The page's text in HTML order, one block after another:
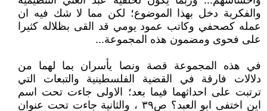
والفكرية دخل بهذا الموضوع؛ لكن مما لا شك فيه ان
عمله كصحفي وكاتب عمود يومي قد القى بظلاله كثيرا
على فحوى ومضمون هذه المجموعة...
في هذه المجموعة قصة ونصا يأسران بما لهما من
دلالات فارقة في القضية الفلسطينية والتبعات التي
ترتبت على احداثهما فيما بعد؛ الاولى جاءت تحت اسم
اين اختفى ابو العبد؟ ص٣٩ ، والثانية جاءت تحت عنوان